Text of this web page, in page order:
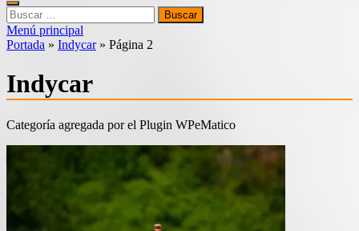
Buscar:
Menú principal
Portada » Indycar» Página 2
Indycar
Categoría agregada por el Plugin WPeMatico